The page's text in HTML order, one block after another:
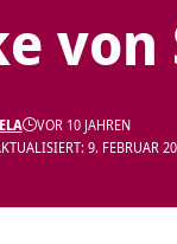
von
9. FEBRUAR
VOR 10 JAHREN